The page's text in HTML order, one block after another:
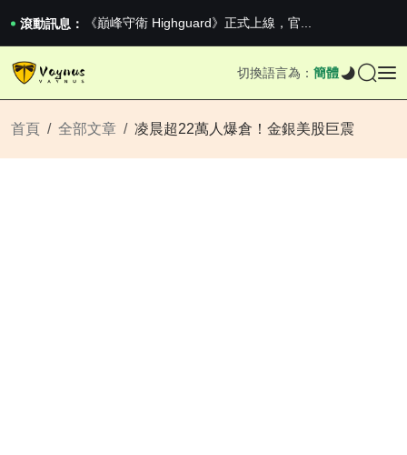
滾動訊息：
《巔峰守衛 Highguard》正式上線，官...
男生找物件最重要的是什麼？太真實了
2026澳網男單收官：全滿貫對上全滿亞，德約...
切換語言為： 簡體
首頁 全部文章 凌晨超22萬人爆倉！金銀美股巨震